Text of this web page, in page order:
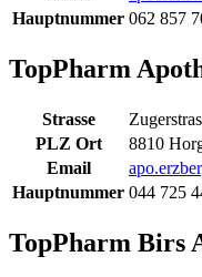
Hauptnummer 062 857
TopPharm
Strasse
PLZ Ort
8810
Email
Hauptnummer 044 725
TopPharm Birs